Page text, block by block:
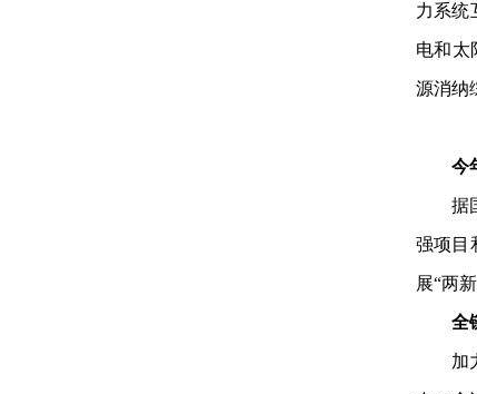
力系统
电和太
源消纳
今
据
强项目
展“两
全
加